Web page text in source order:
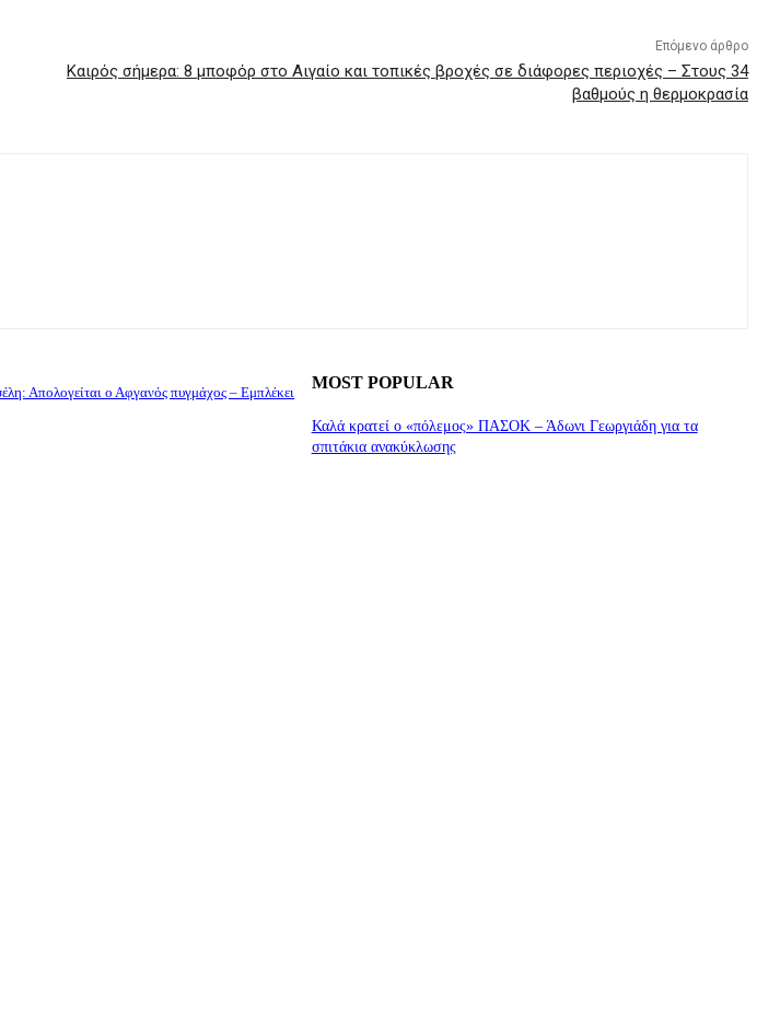
Επόμενο άρθρο
Καιρός σήμερα: 8 μποφόρ στο Αιγαίο και τοπικές βροχές σε διάφορες περιοχές – Στους 34
βαθμούς η θερμοκρασία
Απολογείται ο Αφγανός πυγμάχος – Εμπλέκει
MOST POPULAR
Καλά κρατεί ο «πόλεμος» ΠΑΣΟΚ – Άδωνι Γεωργιάδη για τα
σπιτάκια ανακύκλωσης